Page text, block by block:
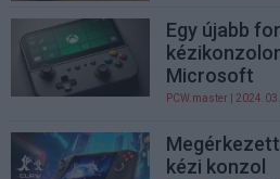
Egy újabb
Microsoft
PCW.master |
kézi konzol